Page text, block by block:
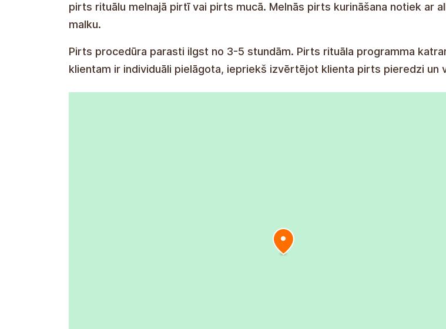
pirts rituālu melnajā pirtī vai pirts mucā. Melnās pirts kurināšana notiek ar
malku.
Pirts procedūra parasti ilgst no 3-5 stundām. Pirts rituāla programma
klientam ir individuāli pielāgota, iepriekš izvērtējot klienta pirts pieredzi un